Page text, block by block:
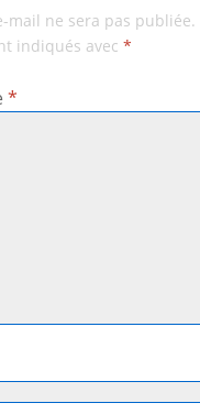
mail ne sera pas publiée.
indiqués avec *
*